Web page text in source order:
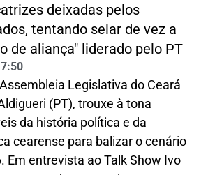
deixadas pelos
tentando selar de vez a
de aliança" liderado pelo PT
Legislativa do Ceará
(PT), trouxe à tona
da história política e da
cearense para balizar o cenário
Em entrevista ao Talk Show Ivo